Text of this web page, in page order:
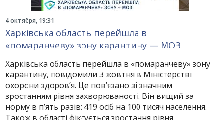
4 октября, 19:31
Харківська область перейшла в
«помаранчеву» зону карантину — МОЗ
Харківська область перейшла в «помаранчеву» зону
карантину, повідомили 3 жовтня в Міністерстві
охорони здоров’я. Це пов’язано зі значним
зростанням рівня захворюваності. Він вищий за
норму в п’ять разів: 419 осіб на 100 тисяч населення.
Також в області фіксується зростання рівня